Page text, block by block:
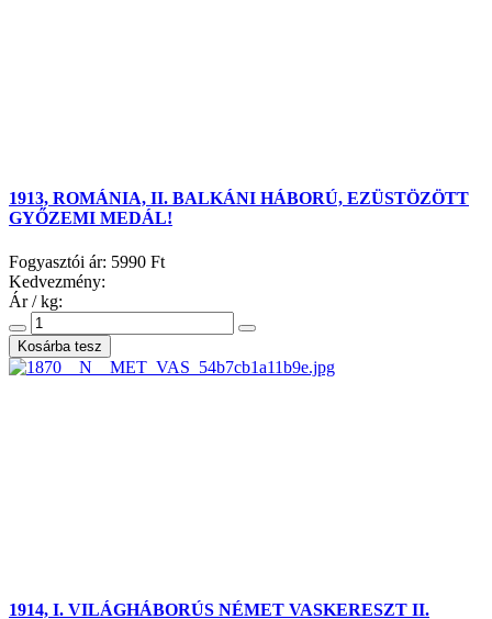
1913, ROMÁNIA, II. BALKÁNI HÁBORÚ, EZÜSTÖZÖTT
GYŐZEMI MEDÁL!
Fogyasztói ár: 5990 Ft
Kedvezmény:
Ár / kg:
1914, I. VILÁGHÁBORÚS NÉMET VASKERESZT II.